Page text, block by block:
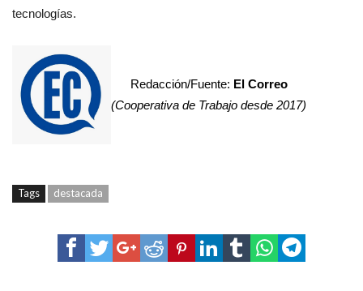
tecnologías.
Redacción/Fuente: El Correo
(Cooperativa de Trabajo desde 2017)
Tags destacada